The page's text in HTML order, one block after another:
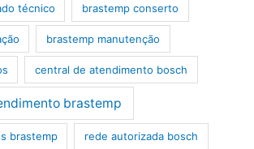
técnico brastemp conserto
brastemp manutenção
central de atendimento bosch
brastemp
brastemp rede autorizada bosch